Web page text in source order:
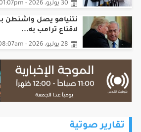
30 يوليو، 2026 - 01:07pm
نتنياهو يصل واشنطن
لاقناع ترامب به...
28 يوليو، 2026 - 08:07am
تقارير صوتية